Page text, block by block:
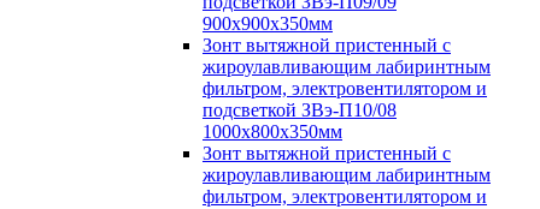
900х900х350мм
Зонт вытяжной пристенный с
жироулавливающим лабиринтным
фильтром, электровентилятором и
подсветкой ЗВэ-П10/08
1000х800х350мм
Зонт вытяжной пристенный с
жироулавливающим лабиринтным
фильтром, электровентилятором и